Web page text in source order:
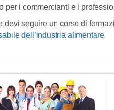
i commercianti e i
devi seguire un corso di
dell’industria alimentare